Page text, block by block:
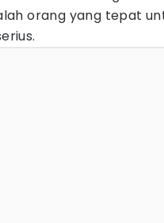
orang yang tepat